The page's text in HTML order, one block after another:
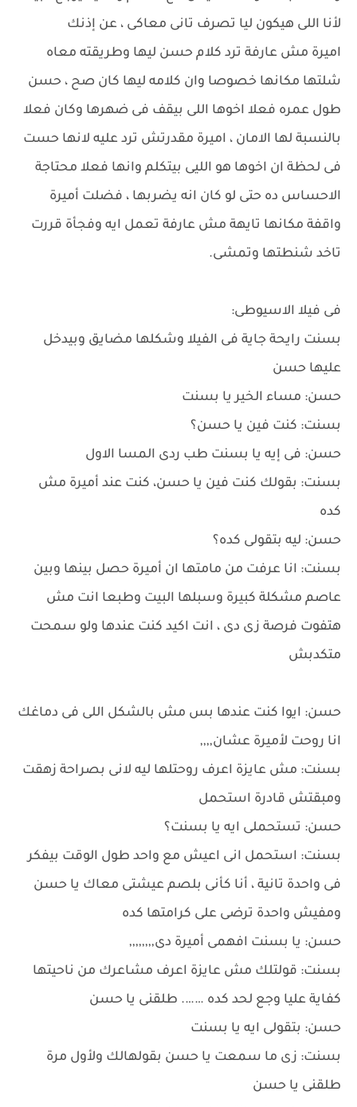
لأنا اللى هيكون ليا تصرف تانى معاكى ، عن إذنك
اميرة مش عارفة ترد كلام حسن ليها وطريقته معاه
شلتها مكانها خصوصا وان كلامه ليها كان صح ، حسن
طول عمره فعلا اخوها اللى بيقف فى ضهرها وكان فعلا
بالنسبة لها الامان ، اميرة مقدرتش ترد عليه لانها حست
فى لحظة ان اخوها هو الليى بيتكلم وانها فعلا محتاجة
الاحساس ده حتى لو كان انه يضربها ، فضلت أميرة
واقفة مكانها تايهة مش عارفة تعمل ايه وفجأة قررت
تاخد شنطتها وتمشى.
فى فيلا الاسيوطى:
بسنت رايحة جاية فى الفيلا وشكلها مضايق وبيدخل
عليها حسن
حسن: مساء الخير يا بسنت
بسنت: كنت فين يا حسن؟
حسن: فى إيه يا بسنت طب ردى المسا الاول
بسنت: بقولك كنت فين يا حسن، كنت عند أميرة مش
كده
حسن: ليه بتقولى كده؟
بسنت: انا عرفت من مامتها ان أميرة حصل بينها وبين
عاصم مشكلة كبيرة وسبلها البيت وطبعا انت مش
هتفوت فرصة زى دى ، انت اكيد كنت عندها ولو سمحت
متكدبش
حسن: ايوا كنت عندها بس مش بالشكل اللى فى دماغك
انا روحت لأميرة عشان,,,,
بسنت: مش عايزة اعرف روحتلها ليه لانى بصراحة زهقت
ومبقتش قادرة استحمل
حسن: تستحملى ايه يا بسنت؟
بسنت: استحمل انى اعيش مع واحد طول الوقت بيفكر
فى واحدة تانية ، أنا كأنى بلصم عيشتى معاك يا حسن
ومفيش واحدة ترضى على كرامتها كده
حسن: يا بسنت افهمى أميرة دى,,,,,,,,
بسنت: قولتلك مش عايزة اعرف مشاعرك من ناحيتها
كفاية عليا وجع لحد كده ……. طلقنى يا حسن
حسن: بتقولى ايه يا بسنت
بسنت: زى ما سمعت يا حسن بقولهالك ولأول مرة
طلقنى يا حسن